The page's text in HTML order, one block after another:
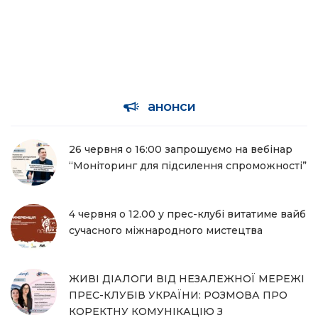
анонси
26 червня о 16:00 запрошуємо на вебінар
“Моніторинг для підсилення спроможності”
4 червня о 12.00 у прес-клубі витатиме вайб
сучасного міжнародного мистецтва
ЖИВІ ДІАЛОГИ ВІД НЕЗАЛЕЖНОЇ МЕРЕЖІ
ПРЕС-КЛУБІВ УКРАЇНИ: РОЗМОВА ПРО
КОРЕКТНУ КОМУНІКАЦІЮ З